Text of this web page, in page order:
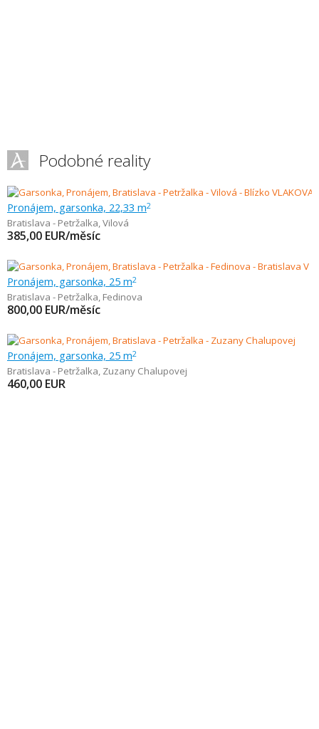
Podobné reality
Pronájem, garsonka, 22,33 m2
Bratislava - Petržalka,Vilová
385,00 EUR/měsíc
Pronájem, garsonka, 25 m2
Bratislava - Petržalka, Fedinova
800,00 EUR/měsíc
Pronájem, garsonka, 25 m2
Bratislava - Petržalka, Zuzany Chalupovej
460,00 EUR